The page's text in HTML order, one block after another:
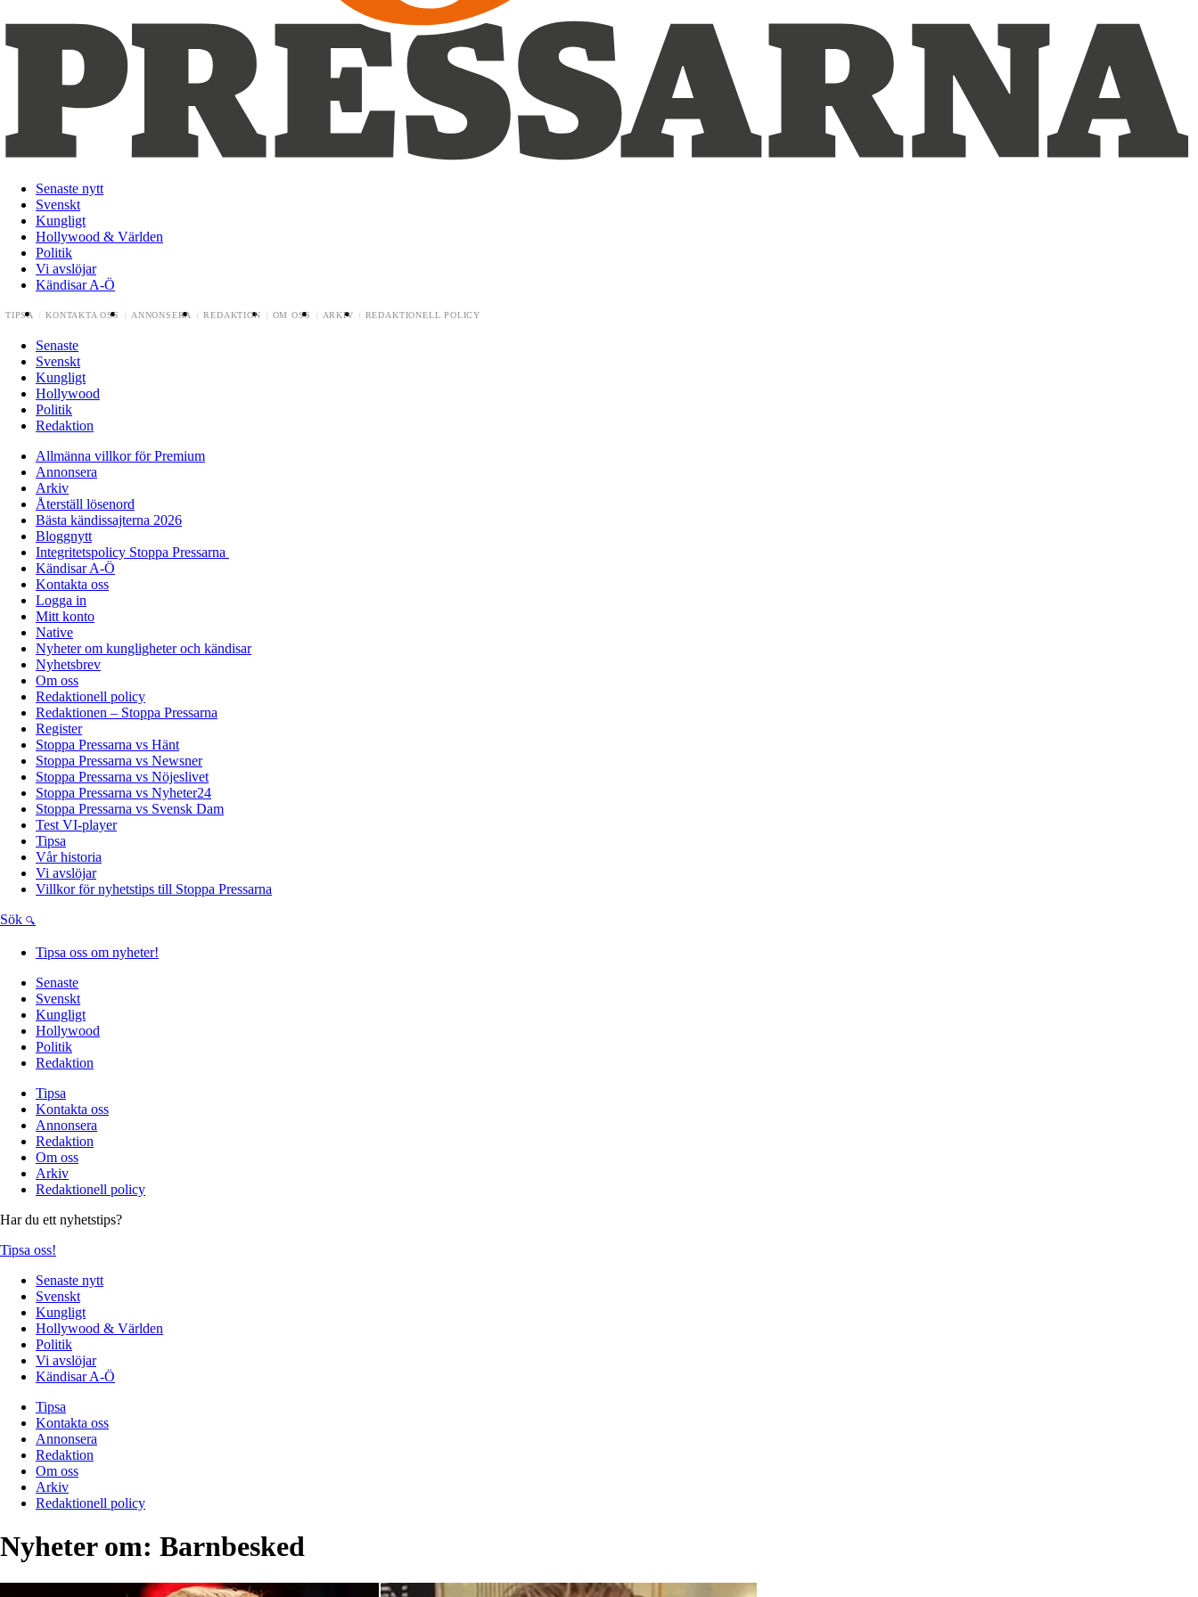
Senaste nytt
Svenskt
Kungligt
Hollywood & Världen
Politik
Vi avslöjar
Kändisar A-Ö
TIPSA KONTAKTA OSS ANNONSERA REDAKTION OM OSS ARKIV REDAKTIONELL POLICY
Senaste
Svenskt
Kungligt
Hollywood
Politik
Redaktion
Allmänna villkor för Premium
Annonsera
Arkiv
Återställ lösenord
Bästa kändissajterna 2026
Bloggnytt
Integritetspolicy Stoppa Pressarna
Kändisar A-Ö
Kontakta oss
Logga in
Mitt konto
Native
Nyheter om kungligheter och kändisar
Nyhetsbrev
Om oss
Redaktionell policy
Redaktionen – Stoppa Pressarna
Register
Stoppa Pressarna vs Hänt
Stoppa Pressarna vs Newsner
Stoppa Pressarna vs Nöjeslivet
Stoppa Pressarna vs Nyheter24
Stoppa Pressarna vs Svensk Dam
Test VI-player
Tipsa
Vår historia
Vi avslöjar
Villkor för nyhetstips till Stoppa Pressarna
Sök
Tipsa oss om nyheter!
Senaste
Svenskt
Kungligt
Hollywood
Politik
Redaktion
Tipsa
Kontakta oss
Annonsera
Redaktion
Om oss
Arkiv
Redaktionell policy
Har du ett nyhetstips?
Tipsa oss!
Senaste nytt
Svenskt
Kungligt
Hollywood & Världen
Politik
Vi avslöjar
Kändisar A-Ö
Tipsa
Kontakta oss
Annonsera
Redaktion
Om oss
Arkiv
Redaktionell policy
Nyheter om: Barnbesked